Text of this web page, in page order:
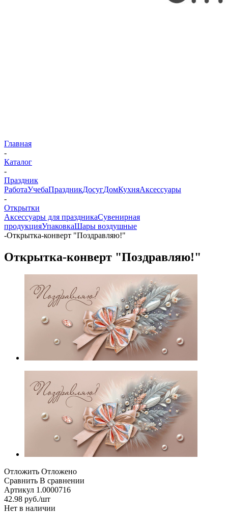
Главная
-
Каталог
-
Праздник
РаботаУчебаПраздникДосугДомКухняАксессуары
-
Открытки
Аксессуары для праздникаСувенирная
продукцияУпаковкаШары воздушные
-Открытка-конверт "Поздравляю!"
Открытка-конверт "Поздравляю!"
Отложить Отложено
Сравнить В сравнении
Артикул 1.0000716
42.98 руб./шт
Нет в наличии